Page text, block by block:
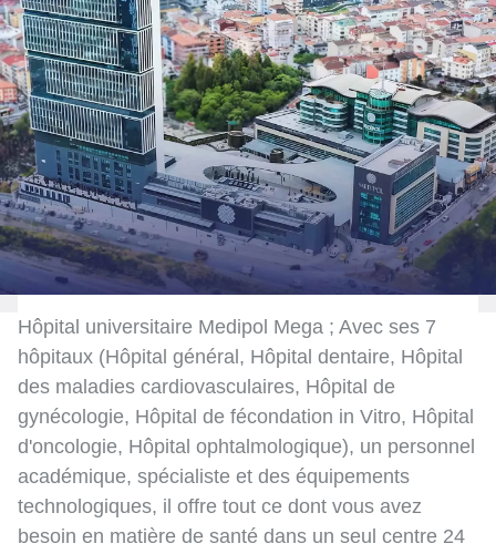
Hôpital universitaire Medipol Mega ; Avec ses 7
hôpitaux (Hôpital général, Hôpital dentaire, Hôpital
des maladies cardiovasculaires, Hôpital de
gynécologie, Hôpital de fécondation in Vitro, Hôpital
d'oncologie, Hôpital ophtalmologique), un personnel
académique, spécialiste et des équipements
technologiques, il offre tout ce dont vous avez
besoin en matière de santé dans un seul centre 24